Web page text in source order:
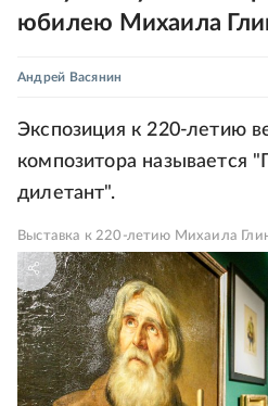
юбилею Михаила
Андрей Васянин
Экспозиция к 220-летию
композитора называется
дилетант".
Выставка к 220-летию Михаила